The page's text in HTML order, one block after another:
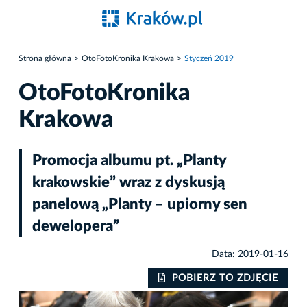
Strona główna OtoFotoKronika Krakowa Styczeń 2019
OtoFotoKronika
Krakowa
Promocja albumu pt. „Planty
krakowskie” wraz z dyskusją
panelową „Planty – upiorny sen
dewelopera”
Data: 2019-01-16
POBIERZ TO ZDJĘCIE